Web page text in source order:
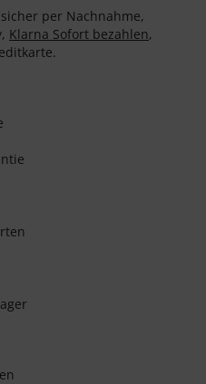
per Nachnahme,
Klarna Sofort bezahlen,